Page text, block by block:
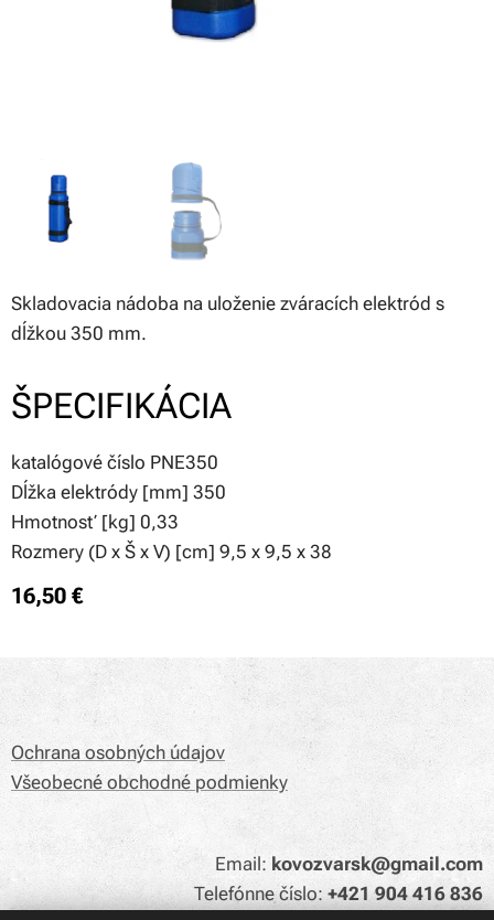
Skladovacia nádoba na uloženie zváracích elektród s
dĺžkou 350 mm.
ŠPECIFIKÁCIA
katalógové číslo PNE350
Dĺžka elektródy [mm] 350
Hmotnosť [kg] 0,33
Rozmery (D x Š x V) [cm] 9,5 x 9,5 x 38
16,50 €
Ochrana osobných údajov
Všeobecné obchodné podmienky
Email: kovozvarsk@gmail.com
Telefónne číslo:+421 904 416 836